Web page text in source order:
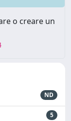
o creare un
ND
5